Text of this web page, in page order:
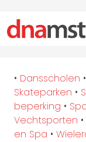
• Dansscholen •
Skateparken •
beperking •
Vechtsporten •
en Spa •